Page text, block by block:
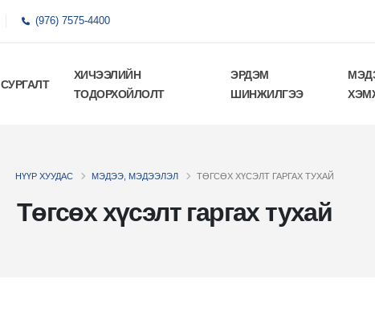
(976) 7575-4400
СУРГАЛТ
ХИЧЭЭЛИЙН
ТОДОРХОЙЛОЛТ
ЭРДЭМ
ШИНЖИЛГЭЭ
Төгсөх хүсэлт гаргах тухай
НҮҮР ХУУДАС МЭДЭЭ, МЭДЭЭЛЭЛ ТӨГСӨХ ХҮСЭЛТ ГАРГАХ ТУХАЙ